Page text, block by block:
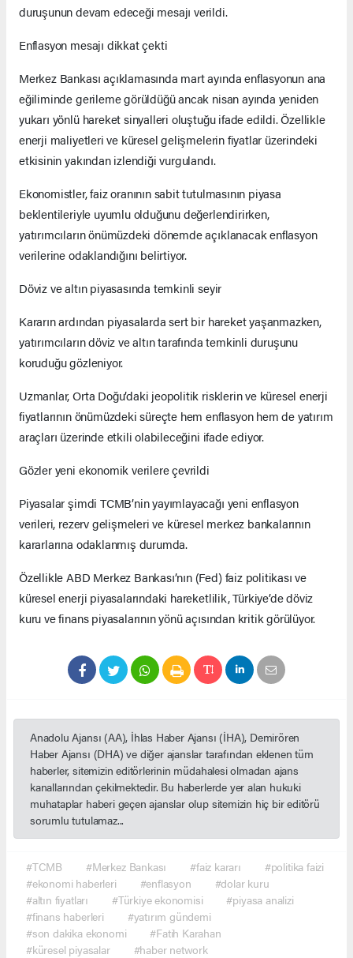
duruşunun devam edeceği mesajı verildi.
Enflasyon mesajı dikkat çekti
Merkez Bankası açıklamasında mart ayında enflasyonun ana
eğiliminde gerileme görüldüğü ancak nisan ayında yeniden
yukarı yönlü hareket sinyalleri oluştuğu ifade edildi. Özellikle
enerji maliyetleri ve küresel gelişmelerin fiyatlar üzerindeki
etkisinin yakından izlendiği vurgulandı.
Ekonomistler, faiz oranının sabit tutulmasının piyasa
beklentileriyle uyumlu olduğunu değerlendirirken,
yatırımcıların önümüzdeki dönemde açıklanacak enflasyon
verilerine odaklandığını belirtiyor.
Döviz ve altın piyasasında temkinli seyir
Kararın ardından piyasalarda sert bir hareket yaşanmazken,
yatırımcıların döviz ve altın tarafında temkinli duruşunu
koruduğu gözleniyor.
Uzmanlar, Orta Doğu’daki jeopolitik risklerin ve küresel enerji
fiyatlarının önümüzdeki süreçte hem enflasyon hem de yatırım
araçları üzerinde etkili olabileceğini ifade ediyor.
Gözler yeni ekonomik verilere çevrildi
Piyasalar şimdi TCMB’nin yayımlayacağı yeni enflasyon
verileri, rezerv gelişmeleri ve küresel merkez bankalarının
kararlarına odaklanmış durumda.
Özellikle ABD Merkez Bankası’nın (Fed) faiz politikası ve
küresel enerji piyasalarındaki hareketlilik, Türkiye’de döviz
kuru ve finans piyasalarının yönü açısından kritik görülüyor.
Anadolu Ajansı (AA), İhlas Haber Ajansı (İHA), Demirören
Haber Ajansı (DHA) ve diğer ajanslar tarafından eklenen tüm
haberler, sitemizin editörlerinin müdahalesi olmadan ajans
kanallarından çekilmektedir. Bu haberlerde yer alan hukuki
muhataplar haberi geçen ajanslar olup sitemizin hiç bir editörü
sorumlu tutulamaz...
#TCMB #Merkez Bankası #faiz kararı
#politika faizi
#ekonomi haberleri
#enflasyon
#dolar kuru
#altın fiyatları
#Türkiye ekonomisi
#piyasa analizi
#finans haberleri
#yatırım gündemi
#son dakika ekonomi
#Fatih Karahan
#küresel piyasalar
#haber network